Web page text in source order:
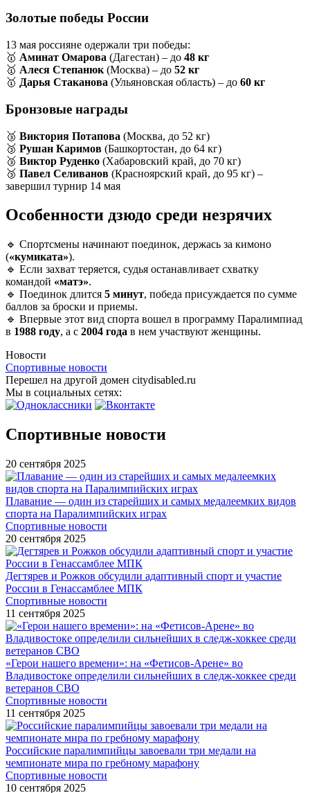
Золотые победы России
13 мая россияне одержали три победы:
🥇 Аминат Омарова (Дагестан) – до 48 кг
🥇 Алеся Степанюк (Москва) – до 52 кг
🥇 Дарья Стаканова (Ульяновская область) – до 60 кг
Бронзовые награды
🥉 Виктория Потапова (Москва, до 52 кг)
🥉 Рушан Каримов (Башкортостан, до 64 кг)
🥉 Виктор Руденко (Хабаровский край, до 70 кг)
🥉 Павел Селиванов (Красноярский край, до 95 кг) –
завершил турнир 14 мая
Особенности дзюдо среди незрячих
🔹 Спортсмены начинают поединок, держась за кимоно
(«кумиката»).
🔹 Если захват теряется, судья останавливает схватку
командой «матэ».
🔹 Поединок длится 5 минут, победа присуждается по сумме
баллов за броски и приемы.
🔹 Впервые этот вид спорта вошел в программу Паралимпиад
в 1988 году, а с 2004 года в нем участвуют женщины.
Новости
Спортивные новости
Перешел на другой домен citydisabled.ru
Мы в социальных сетях:
Спортивные новости
20 сентября 2025
Плавание — один из старейших и самых медалеемких видов
спорта на Паралимпийских играх
Спортивные новости
20 сентября 2025
Дегтярев и Рожков обсудили адаптивный спорт и участие
России в Генассамблее МПК
Спортивные новости
11 сентября 2025
«Герои нашего времени»: на «Фетисов-Арене» во
Владивостоке определили сильнейших в следж-хоккее среди
ветеранов СВО
Спортивные новости
11 сентября 2025
Российские паралимпийцы завоевали три медали на
чемпионате мира по гребному марафону
Спортивные новости
10 сентября 2025